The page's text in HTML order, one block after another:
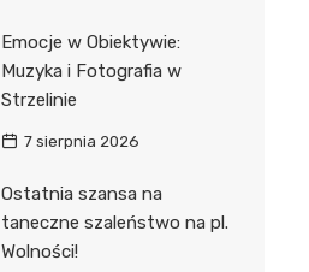
Emocje w Obiektywie:
Muzyka i Fotografia w
Strzelinie
7 sierpnia 2026
Ostatnia szansa na
taneczne szaleństwo na pl.
Wolności!